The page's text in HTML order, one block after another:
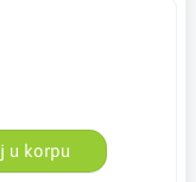
u korpu